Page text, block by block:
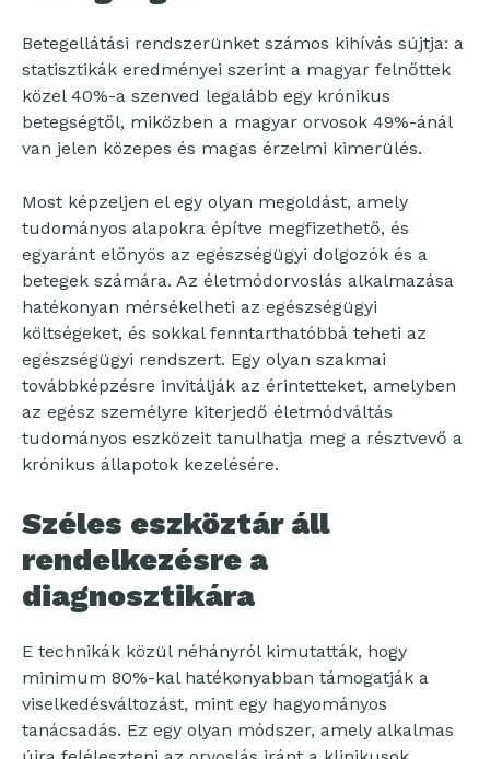
Betegellátási rendszerünket számos kihívás sújtja: a
statisztikák eredményei szerint a magyar felnőttek
közel 40%-a szenved legalább egy krónikus
betegségtől, miközben a magyar orvosok 49%-ánál
van jelen közepes és magas érzelmi kimerülés.
Most képzeljen el egy olyan megoldást, amely
tudományos alapokra építve megfizethető, és
egyaránt előnyös az egészségügyi dolgozók és a
betegek számára. Az életmódorvoslás alkalmazása
hatékonyan mérsékelheti az egészségügyi
költségeket, és sokkal fenntarthatóbbá teheti az
egészségügyi rendszert. Egy olyan szakmai
továbbképzésre invitálják az érintetteket, amelyben
az egész személyre kiterjedő életmódváltás
tudományos eszközeit tanulhatja meg a résztvevő a
krónikus állapotok kezelésére.
Széles eszköztár áll
rendelkezésre a
diagnosztikára
E technikák közül néhányról kimutatták, hogy
minimum 80%-kal hatékonyabban támogatják a
viselkedésváltozást, mint egy hagyományos
tanácsadás. Ez egy olyan módszer, amely alkalmas